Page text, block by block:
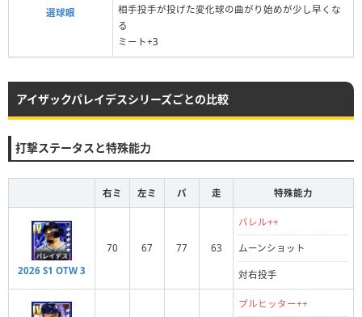
選球眼
相手投手が投げた変化球の曲がり始めが少し早くな
る
ミート+3
アイザックパレイデスシリーズごとの比較
打撃ステータスと特殊能力
右ミ 左ミ パ 走 特殊能力
2026 S1 OTW 3
70 67 77 63
バレル++
ムーンショット
対右投手
プルヒッター++